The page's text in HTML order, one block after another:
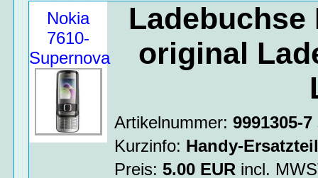
Nokia
7610-
Supernova
Ladebuchse
original
Artikelnummer:9991305-7
Kurzinfo: Handy-
Preis:5.00 EUR incl.